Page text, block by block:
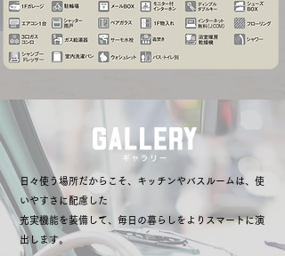
日々使う場所だからこそ、キッチンやバスルームは、使
いやすさに配慮した
充実機能を装備して、毎日の暮らしをよりスマートに演
出します。